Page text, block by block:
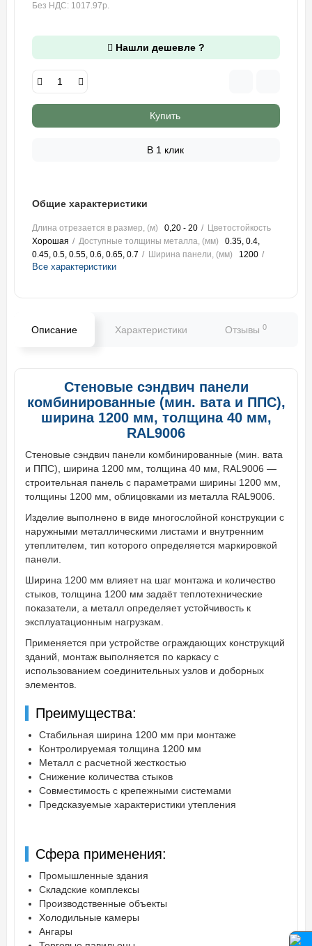
Без НДС: 1017.97р.
Нашли дешевле ?
Купить
В 1 клик
Общие характеристики
Длина отрезается в размер, (м) 0,20 - 20
Цветостойкость
Хорошая
Доступные толщины металла, (мм)
0.35, 0.4,
0.45, 0.5, 0.55, 0.6, 0.65, 0.7
Ширина панели, (мм) 1200
Все характеристики
Описание Характеристики Отзывы 0
Стеновые сэндвич панели
комбинированные (мин. вата и ППС),
ширина 1200 мм, толщина 40 мм,
RAL9006
Стеновые сэндвич панели комбинированные (мин. вата
и ППС), ширина 1200 мм, толщина 40 мм, RAL9006 —
строительная панель с параметрами ширины 1200 мм,
толщины 1200 мм, облицовками из металла RAL9006.
Изделие выполнено в виде многослойной конструкции с
наружными металлическими листами и внутренним
утеплителем, тип которого определяется маркировкой
панели.
Ширина 1200 мм влияет на шаг монтажа и количество
стыков, толщина 1200 мм задаёт теплотехнические
показатели, а металл определяет устойчивость к
эксплуатационным нагрузкам.
Применяется при устройстве ограждающих конструкций
зданий, монтаж выполняется по каркасу с
использованием соединительных узлов и доборных
элементов.
Преимущества:
Стабильная ширина 1200 мм при монтаже
Контролируемая толщина 1200 мм
Металл с расчетной жесткостью
Снижение количества стыков
Совместимость с крепежными системами
Предсказуемые характеристики утепления
Сфера применения:
Промышленные здания
Складские комплексы
Производственные объекты
Холодильные камеры
Ангары